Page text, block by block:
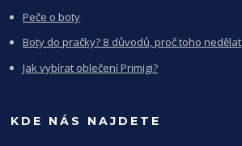
Peče o boty
Boty do pračky? 8 důvodů, proč toho nedělat
Jak vybírat oblečení Primigi?
KDE NÁS NAJDETE